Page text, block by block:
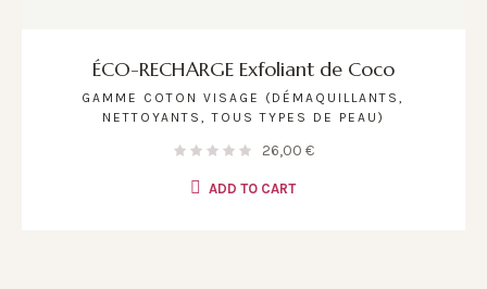
ÉCO-RECHARGE Exfoliant de Coco
GAMME COTON VISAGE (DÉMAQUILLANTS,
NETTOYANTS, TOUS TYPES DE PEAU)
26,00 €
ADD TO CART